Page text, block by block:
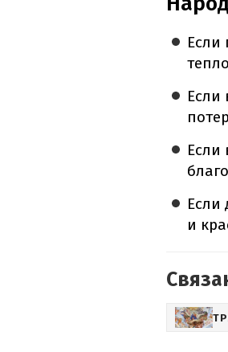
Если
Если
Если
Если
и